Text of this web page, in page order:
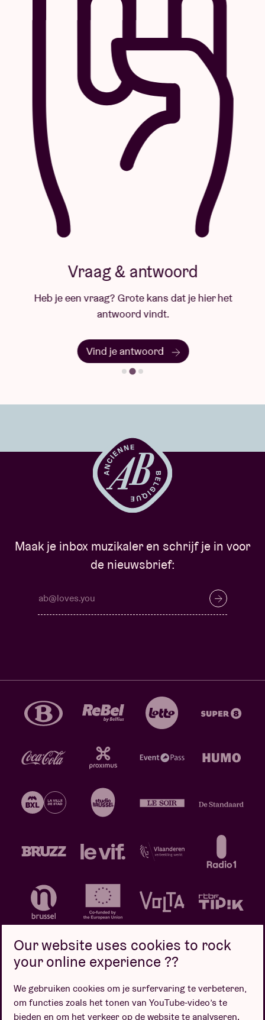
Vraag & antwoord
Heb je een vraag? Grote kans dat je hier het
antwoord vindt.
Vind je antwoord
Maak je inbox muzikaler en schrijf je in voor
de nieuwsbrief:
Privacybeleid Cookiebeleid
Verkoopsvoorwaarden
Design door
Our website uses cookies to rock
your online experience ??
We gebruiken cookies om je surfervaring te verbeteren,
om functies zoals het tonen van YouTube-video’s te
bieden en om het verkeer op de website te analyseren.